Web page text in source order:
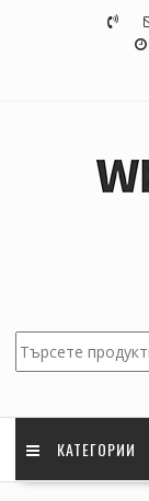
КАТЕГОРИИ